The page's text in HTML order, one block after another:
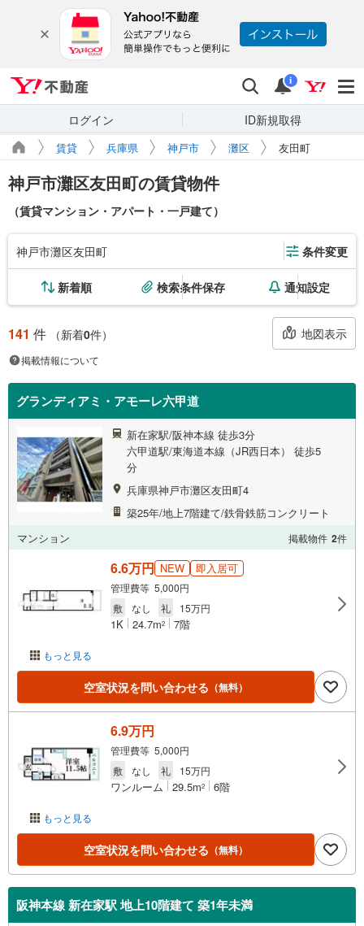
検索 通知
i
ログイン ID新規取得
賃貸 兵庫県 神戸市 灘区 友田町
神戸市灘区友田町の賃貸物件
（賃貸マンション・アパート・一戸建て）
神戸市灘区友田町 条件変更
新着順 検索条件保存 通知設定
141 件 （新着0件） 地図表示
掲載情報について
グランディアミ・アモーレ六甲道
新在家駅/阪神本線 徒歩3分
六甲道駅/東海道本線（JR西日本） 徒歩5
分
兵庫県神戸市灘区友田町4
築25年/地上7階建て/鉄骨鉄筋コンクリート
マンション
掲載物件 2件
もっと見る
6.6万円 NEW 即入居可
管理費等 5,000円
敷
なし 礼 15万円
1K 24.7m2 7階
空室状況を問い合わせる （無料）
もっと見る
6.9万円
管理費等 5,000円
敷
なし 礼 15万円
ワンルーム 29.5m2 6階
空室状況を問い合わせる （無料）
阪神本線 新在家駅 地上10階建て 築1年未満